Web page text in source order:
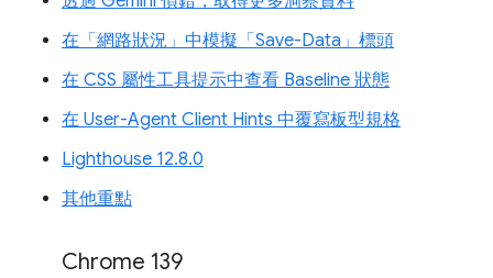
在「網路狀況」中模擬「Save-Data」標頭
在 CSS 屬性工具提示中查看 Baseline 狀態
在 User-Agent Client Hints 中覆寫板型規格
Lighthouse 12.8.0
其他重點
Chrome 139